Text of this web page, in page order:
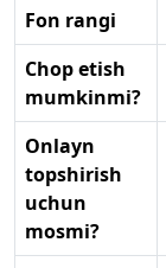
Fon rangi
Chop etish
mumkinmi?
Onlayn
topshirish
uchun
mosmi?